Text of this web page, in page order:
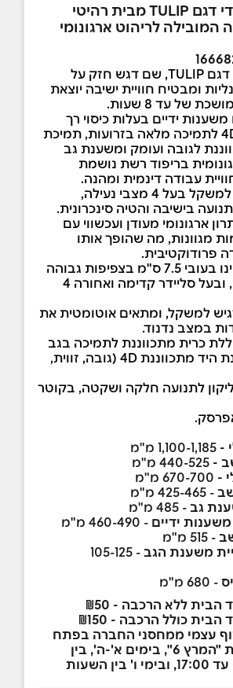
כיסא אורטופדי דגם TULIP מבית רהיטי
לריהוט ארגונומי
כיסא אורטופדי דגם TULIP, שם דגש חזק על
ומבטיח חוויית ישיבה יוצאת
של עד 8 שעות.
ידיים בעלות כיסוי רך
ויכולת תנועה 4D לתמיכה מלאה בזרועות, תמיכת
לגובה ועומק ומשענת גב
בריפוד רשת נושמת
עבודה דינמית ומהנה.
המנגנון הרגיש למשקל בעל 4 מצבי נעילה,
בישיבה והטיה סינכרונית.
ארגונומי מעודן ועכשווי עם
מגוונות, מה שהופך אותו
פרודוקטיבית.
מושב הכיסא הינו בעובי 7.5 ס"מ בצפיפות גבוהה
לנוחות מירבית, ובעל סליידר קדימה ואחורה 4
למשקל, ומתאים אוטומטית את
במצב נדנוד.
כרית מתכווננת לתמיכה בגב
התחתון ומשענת היד מתכווננת 4D (גובה, זווית,
לתנועה חלקה ושקטה, בקוטר
-
-
-
- 425-465 מ"מ
גב - 485 מ"מ
משענות ידיים - 460-490 מ"מ
- 515 מ"מ
משענת הגב
- 105-125
- 680 מ"מ
ללא הרכבה - ₪50
כולל הרכבה - ₪150
עצמי ממחסני החברה בפתח
תקווה, בכתובת "המרץ 6", בימים א'-ה', בין
השעות 09:00 עד 17:00, ובימי ו' בין השעות